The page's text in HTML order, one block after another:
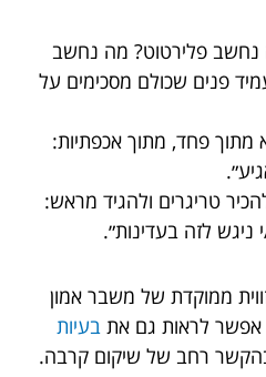
פלירטוט? מה נחשב
פנים שכולם מסכימים על
מתוך פחד, מתוך אכפתיות:
טריגרים ולהגיד מראש:
ניגש לזה בעדינות״.
ממוקדת של משבר אמון
אפשר לראות גם את בעיות
רחב של שיקום קרבה.